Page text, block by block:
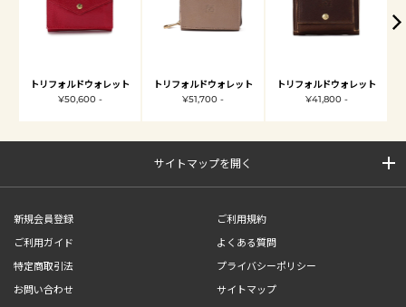
トリフォルドウォレット
¥50,600 -
トリフォルドウォレット
¥51,700 -
トリフォルドウォレット
¥41,800 -
サイトマップを開く
新規会員登録
ご利用規約
ご利用ガイド
よくある質問
特定商取引法
プライバシーポリシー
お問い合わせ
サイトマップ